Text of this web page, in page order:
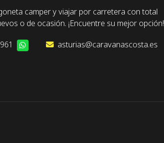
camper y viajar por carretera con total
o de ocasión. ¡Encuentre su mejor opción!
asturias@caravanascosta.es